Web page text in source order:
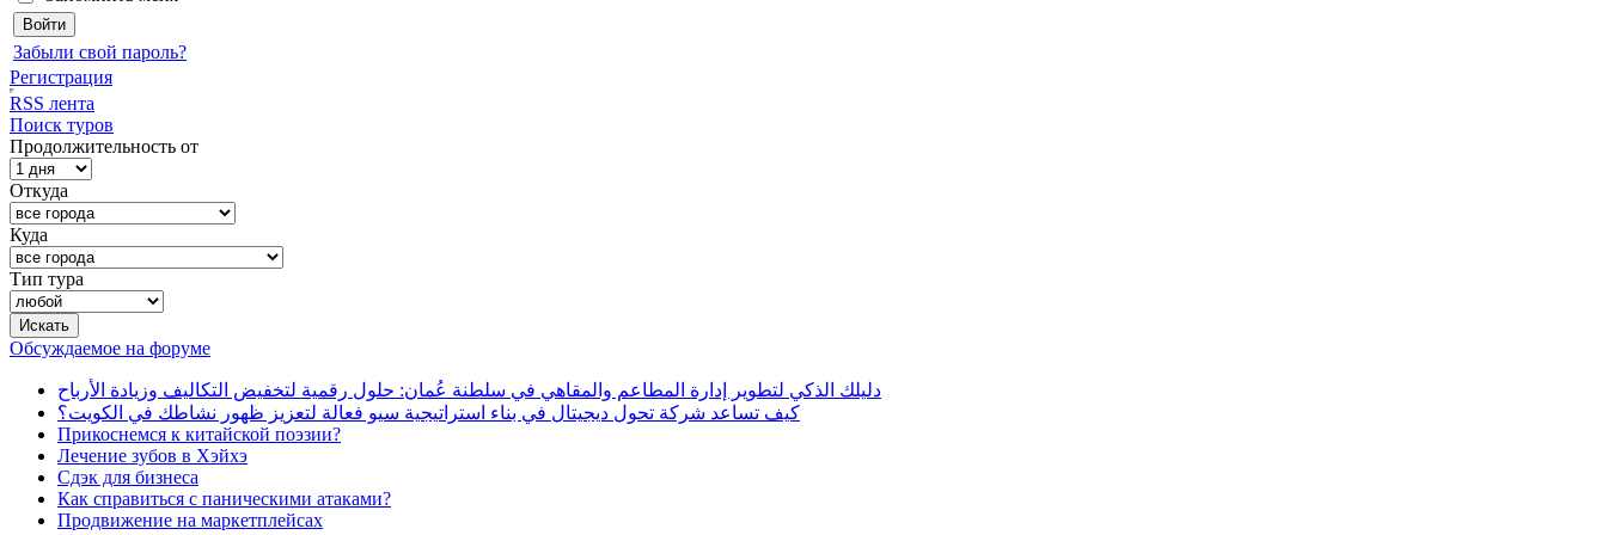
Забыли свой пароль?
Регистрация
RSS лента
Поиск туров
Продолжительность от
Откуда
Куда
Тип тура
Обсуждаемое на форуме
دليلك الذكي لتطوير إدارة المطاعم والمقاهي في سلطنة عُمان: حلول رقمية لتخفيض التكاليف وزيادة الأرباح
كيف تساعد شركة تحول ديجيتال في بناء استراتيجية سيو فعالة لتعزيز ظهور نشاطك في الكويت؟
Прикоснемся к китайской поэзии?
Лечение зубов в Хэйхэ
Сдэк для бизнеса
Как справиться с паническими атаками?
Продвижение на маркетплейсах